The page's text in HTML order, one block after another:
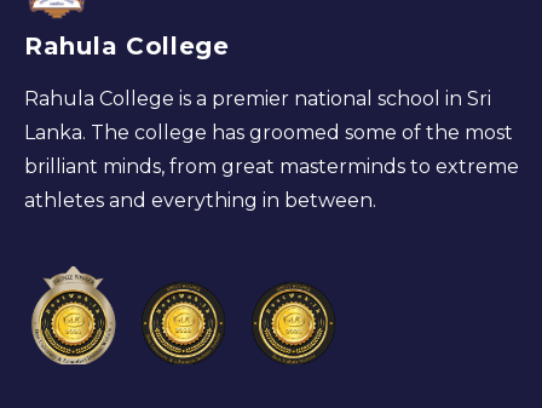
Rahula College
Rahula College is a premier national school in Sri
Lanka. The college has groomed some of the most
brilliant minds, from great masterminds to extreme
athletes and everything in between.